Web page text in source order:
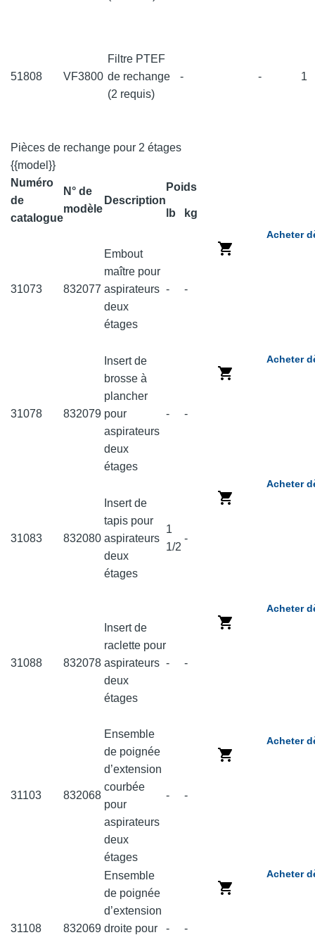
51808 VF3800
Filtre PTEF
de rechange
(2 requis)
- - 1
Pièces de rechange pour 2 étages
{{model}}
Numéro
de
catalogue
N° de
modèle
Description
Poids
lb kg
31073 832077
Embout
maître pour
aspirateurs
deux
étages
- -
Acheter
31078 832079
Insert de
brosse à
plancher
pour
aspirateurs
deux
étages
- -
Acheter
31083 832080
Insert de
tapis pour
aspirateurs
deux
étages
1
1/2
-
Acheter
31088 832078
Insert de
raclette pour
aspirateurs
deux
étages
- -
Acheter
31103 832068
Ensemble
de poignée
d’extension
courbée
pour
aspirateurs
deux
étages
- -
Acheter
31108 832069
Ensemble
de poignée
d’extension
droite pour
- -
Acheter